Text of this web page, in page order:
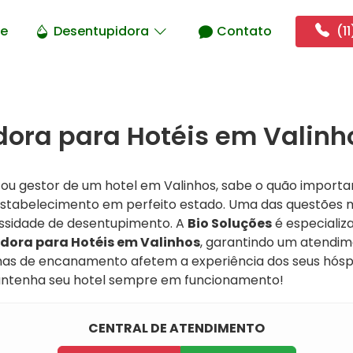
Desentupidora Contato
para Hotéis em
gestor de um hotel em Valinhos, sabe o quão
em perfeito estado. Uma das questões
de desentupimento. A Bio Soluçõesé
para Hotéis em Valinhos, garantindo um
de encanamento afetem a experiência dos seus
seu hotel sempre em funcionamento!
CENTRAL DE ATENDIMENTO